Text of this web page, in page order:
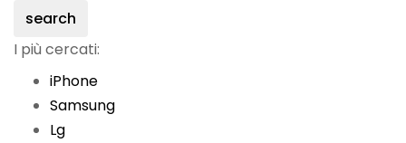
search
I più cercati:
iPhone
Samsung
Lg